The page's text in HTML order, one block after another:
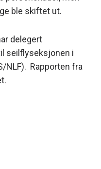
ble skiftet ut.
delegert
seilflyseksjonen i
NLF). Rapporten fra